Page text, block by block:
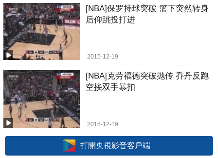
[NBA]保罗持球突破 篮下突然转身
后仰跳投打进
2015-12-19
[NBA]克劳福德突破抛传 乔丹反跑
空接双手暴扣
2015-12-19
打開央視影音客戶端